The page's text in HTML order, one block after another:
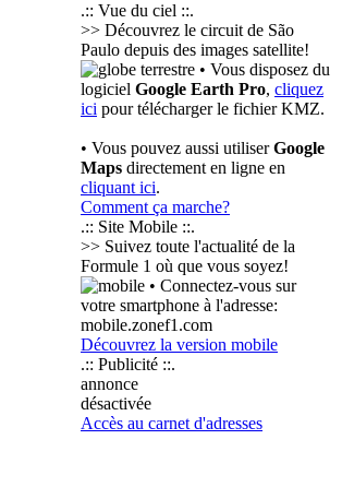
.:: Vue du ciel ::.
>> Découvrez le circuit de São
Paulo depuis des images satellite!
• Vous disposez du
logiciel Google Earth Pro, cliquez
ici pour télécharger le fichier KMZ.
• Vous pouvez aussi utiliserGoogle
Maps directement en ligne en
cliquant ici.
Comment ça marche?
.:: Site Mobile ::.
>> Suivez toute l'actualité de la
Formule 1 où que vous soyez!
• Connectez-vous sur
votre smartphone à l'adresse:
mobile.zonef1.com
Découvrez la version mobile
.:: Publicité ::.
annonce
désactivée
Accès au carnet d'adresses